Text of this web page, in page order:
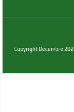
Copyright Décembre